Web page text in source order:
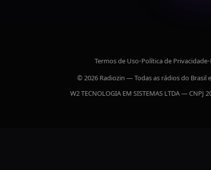
Termos de Uso•Política de Privacidade•
© 2026 Radiozin — Todas as rádios do Brasil
W2 TECNOLOGIA EM SISTEMAS LTDA — CNPJ